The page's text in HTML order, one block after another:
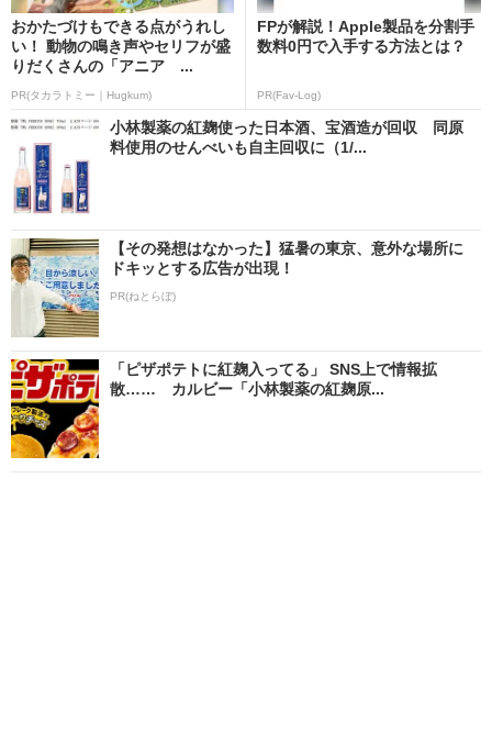
おかたづけもできる点がうれし
い！ 動物の鳴き声やセリフが盛
りだくさんの「アニア ...
PR(タカラトミー｜Hugkum)
FPが解説！Apple製品を分割手
数料0円で入手する方法とは？
PR(Fav-Log)
小林製薬の紅麹使った日本酒、宝酒造が回収 同原
料使用のせんべいも自主回収に（1/...
【その発想はなかった】猛暑の東京、意外な場所に
ドキッとする広告が出現！
PR(ねとらぼ)
「ピザポテトに紅麹入ってる」 SNS上で情報拡
散…… カルビー「小林製薬の紅麹原...